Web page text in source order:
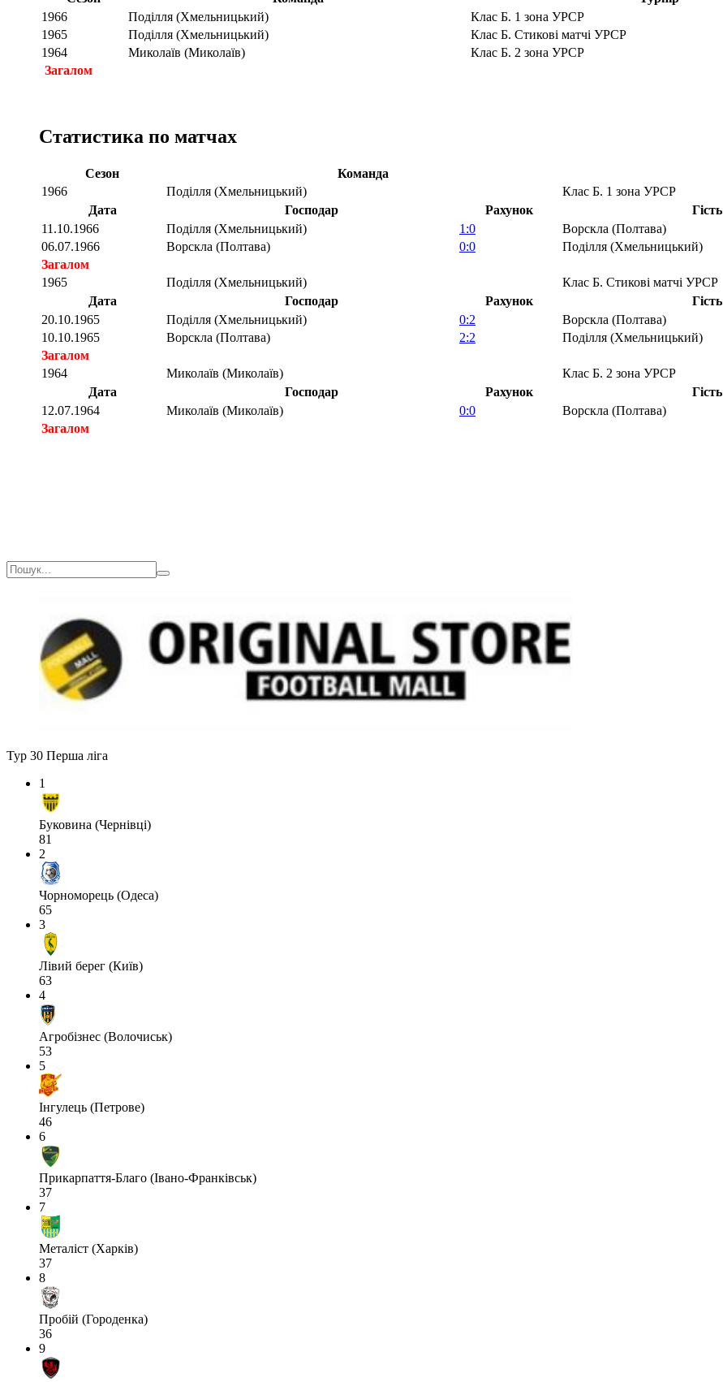
1966
Поділля (Хмельницький) Клас Б. 1 зона УРСР
1965
Поділля (Хмельницький) Клас Б. Стикові матчі УРСР
1964
Миколаїв (Миколаїв) Клас Б. 2 зона УРСР
Загалом
Статистика по матчах
Сезон Команда
1966
Поділля (Хмельницький)
Клас Б. 1 зона УРСР
Дата
Господар Рахунок Гість
11.10.1966
Поділля (Хмельницький) 1:0 Ворскла (Полтава)
06.07.1966
Ворскла (Полтава) 0:0 Поділля (Хмельницький)
Загалом
1965
Поділля (Хмельницький)
Клас Б. Стикові матчі УРСР
Дата
Господар Рахунок Гість
20.10.1965
Поділля (Хмельницький) 0:2 Ворскла (Полтава)
10.10.1965
Ворскла (Полтава) 2:2 Поділля (Хмельницький)
Загалом
1964
Миколаїв (Миколаїв)
Клас Б. 2 зона УРСР
Дата
Господар Рахунок Гість
12.07.1964
Миколаїв (Миколаїв) 0:0 Ворскла (Полтава)
Загалом
Тур 30 Перша ліга
1
Буковина (Чернівці)
81
2
Чорноморець (Одеса)
65
3
Лівий берег (Київ)
63
4
Агробізнес (Волочиськ)
53
5
Інгулець (Петрове)
46
6
Прикарпаття-Благо (Івано-Франківськ)
37
7
Металіст (Харків)
37
8
Пробій (Городенка)
36
9